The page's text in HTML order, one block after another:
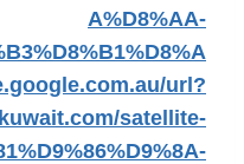
A%D8%AA-
url?
satellite-